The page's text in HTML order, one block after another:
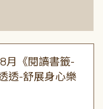
8月《閱讀書籤-
透-舒展身心樂